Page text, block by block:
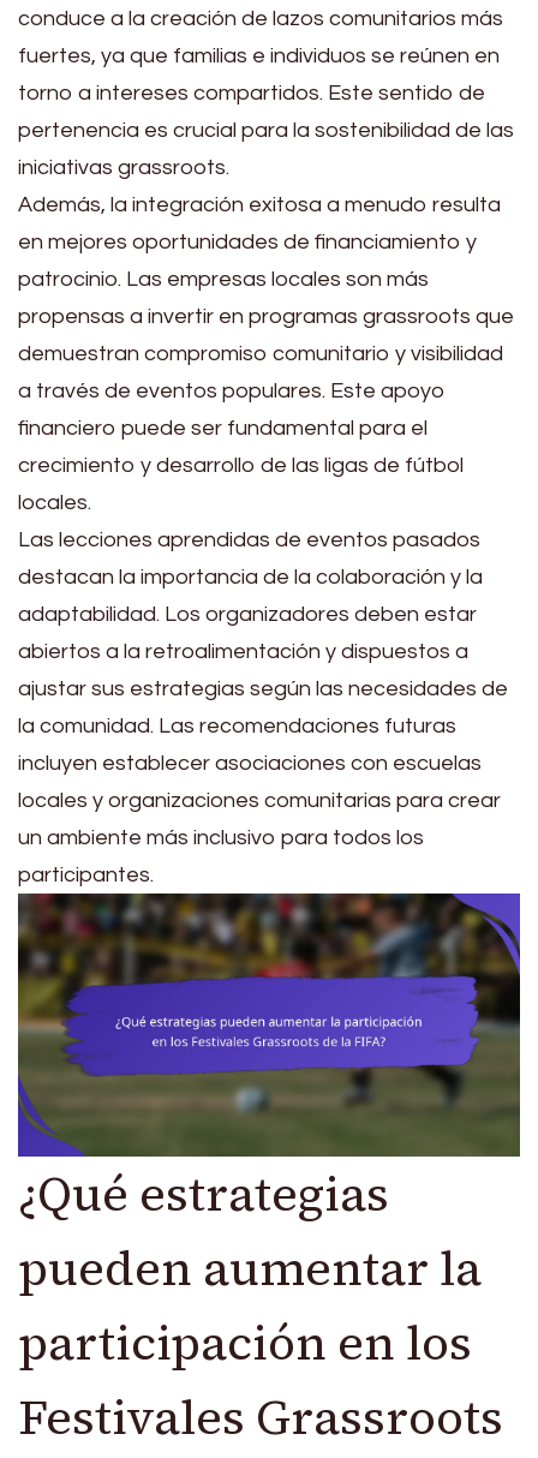
conduce a la creación de lazos comunitarios más
fuertes, ya que familias e individuos se reúnen en
torno a intereses compartidos. Este sentido de
pertenencia es crucial para la sostenibilidad de las
iniciativas grassroots.
Además, la integración exitosa a menudo resulta
en mejores oportunidades de financiamiento y
patrocinio. Las empresas locales son más
propensas a invertir en programas grassroots que
demuestran compromiso comunitario y visibilidad
a través de eventos populares. Este apoyo
financiero puede ser fundamental para el
crecimiento y desarrollo de las ligas de fútbol
locales.
Las lecciones aprendidas de eventos pasados
destacan la importancia de la colaboración y la
adaptabilidad. Los organizadores deben estar
abiertos a la retroalimentación y dispuestos a
ajustar sus estrategias según las necesidades de
la comunidad. Las recomendaciones futuras
incluyen establecer asociaciones con escuelas
locales y organizaciones comunitarias para crear
un ambiente más inclusivo para todos los
participantes.
¿Qué estrategias
pueden aumentar la
participación en los
Festivales Grassroots